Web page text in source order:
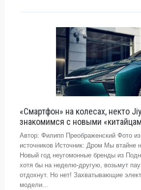
«Смартфон» на колесах, некто
знакомимся с новыми
Автор: Филипп Преображенский Фото
источников Источник: Дром Мы втайне
Новый год неугомонные бренды из
хотя бы на неделю-другую, возьмут
отдохнут. Но нет! Захватывающие
модели...